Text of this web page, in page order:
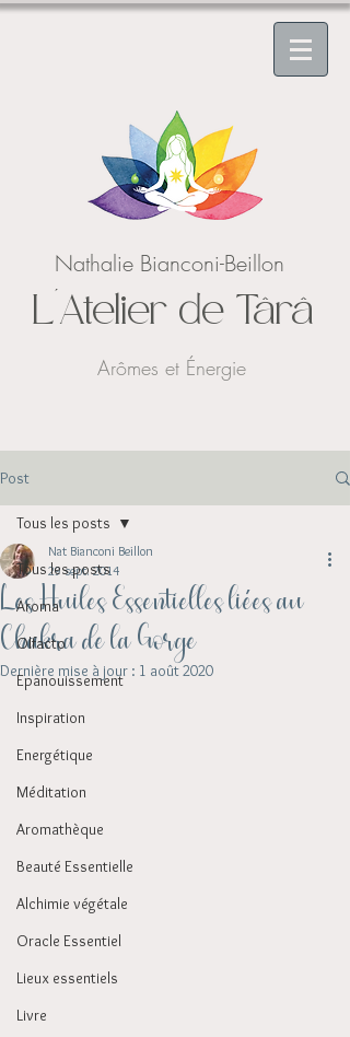
Nathalie Bianconi-Beillon
L'Atelier de Târâ
Arômes et Énergie
Post
Tous les posts
Aroma
Olfacto
Epanouissement
Inspiration
Energétique
Méditation
Aromathèque
Beauté Essentielle
Alchimie végétale
Oracle Essentiel
Lieux essentiels
Livre
Tous les posts
Les Huiles Essentielles liées au
Chakra de la Gorge
Nat Bianconi Beillon
29 sept. 2014
Dernière mise à jour : 1 août 2020